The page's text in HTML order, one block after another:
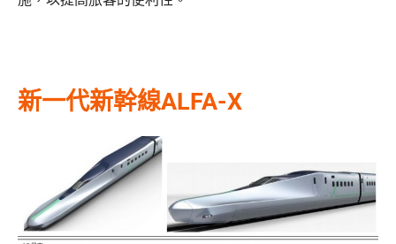
新一代新幹線ALFA-X